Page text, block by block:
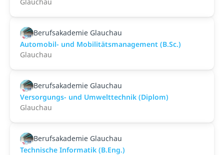
Berufsakademie Glauchau
Automobil- und Mobilitätsmanagement (B.Sc.)
Glauchau
Berufsakademie Glauchau
Versorgungs- und Umwelttechnik (Diplom)
Glauchau
Berufsakademie Glauchau
Technische Informatik (B.Eng.)